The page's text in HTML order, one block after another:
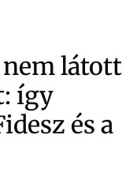
nem látott
így
és a